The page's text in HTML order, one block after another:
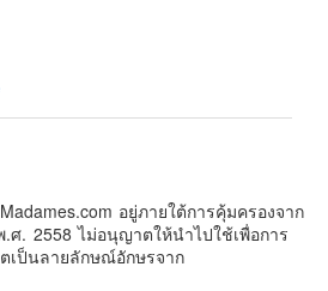
ซอง
ป็นสาวแล้ว
อยู่ภายใต้การคุ้มครองจาก
. 2558 ไม่อนุญาตให้นำไปใช้เพื่อการ
ป็นลายลักษณ์อักษรจาก